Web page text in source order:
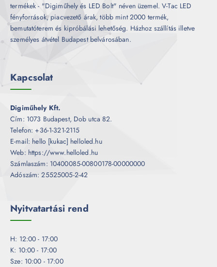
termékek - "Digiműhely és LED Bolt" néven üzemel. V-Tac LED
fényforrások, piacvezető árak, több mint 2000 termék,
bemutatóterem és kipróbálási lehetőség. Házhoz szállítás illetve
személyes átvétel Budapest belvárosában.
Kapcsolat
Digiműhely Kft.
Cím: 1073 Budapest, Dob utca 82.
Telefon: +36-1-321-2115
E-mail: hello [kukac] helloled.hu
Web: https://www.helloled.hu
Számlaszám: 10400085-00800178-00000000
Adószám: 25525005-2-42
Nyitvatartási rend
H: 12:00 - 17:00
K: 10:00 - 17:00
Sze: 10:00 - 17:00